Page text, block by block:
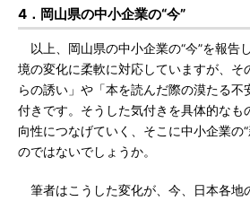
4．岡山県の中小企業の“今”
以上、岡山県の中小企業の“今”を報告
境の変化に柔軟に対応していますが、そ
らの誘い」や「本を読んだ際の漠たる不
付きです。そうした気付きを具体的なも
向性につなげていく、そこに中小企業の
のではないでしょうか。
筆者はこうした変化が、今、日本各地